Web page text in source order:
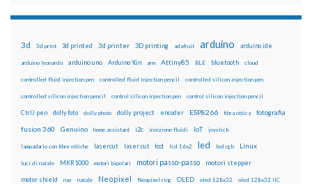
3d 3d print 3d printed 3d printer 3D printing adafruit arduino arduino ide
arduino leonardo arduino uno Arduino Yún arm Attiny85 BLE bluetooth cloud
controlled fluid injection pen controlled fluid injection pencil controlled silicon injection pen
controlled silicon injection pencil control silicon injection pen control silicon injection pencil
CtrlJ pen dolly foto dolly photo dolly project encoder ESP8266 fibra ottica fotografia
fusion 360 Genuino home assistant i2c iniezione fluidi IoT joystick
lampadario con fibre ottiche lasercut laser cut lcd lcd 16x2 led led rgb Linux
luci di natale MKR1000 motori bipolari motori passo-passo motori stepper
motor shield nas natale Neopixel Neopixel ring OLED oled 128x32 oled 128x32 IIC